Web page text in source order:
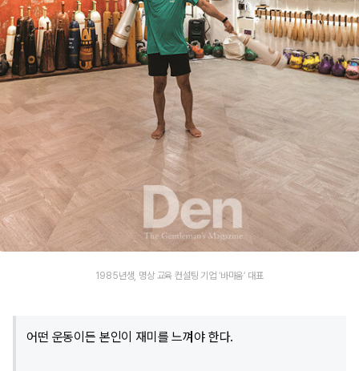
1985년생, 명상 교육 컨설팅 기업 ‘바마움’ 대표
어떤 운동이든 본인이 재미를 느껴야 한다.